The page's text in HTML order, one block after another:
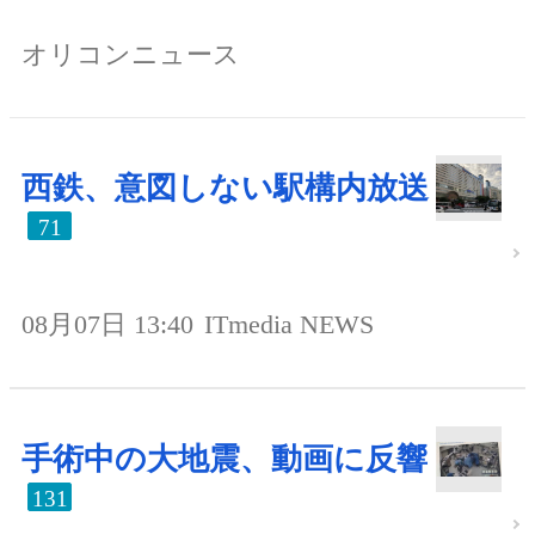
オリコンニュース
西鉄、意図しない駅構内放送
71
08月07日 13:40 ITmedia NEWS
手術中の大地震、動画に反響
131